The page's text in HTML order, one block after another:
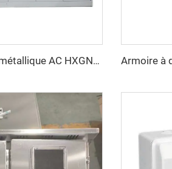
Matériel de commutation métallique AC HXGN15 -12